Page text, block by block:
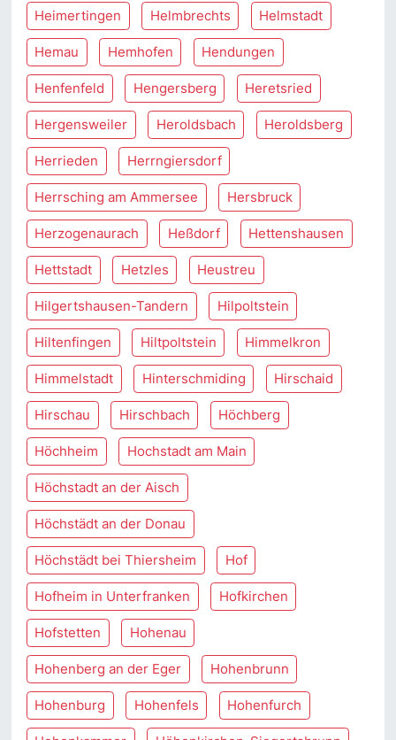
Heimertingen Helmbrechts Helmstadt
Hemau Hemhofen Hendungen
Henfenfeld Hengersberg Heretsried
Hergensweiler Heroldsbach Heroldsberg
Herrieden Herrngiersdorf
Herrsching am Ammersee Hersbruck
Herzogenaurach Heßdorf Hettenshausen
Hettstadt Hetzles Heustreu
Hilgertshausen-Tandern Hilpoltstein
Hiltenfingen Hiltpoltstein Himmelkron
Himmelstadt Hinterschmiding Hirschaid
Hirschau Hirschbach Höchberg
Höchheim Hochstadt am Main
Höchstadt an der Aisch
Höchstädt an der Donau
Höchstädt bei Thiersheim Hof
Hofheim in Unterfranken Hofkirchen
Hofstetten Hohenau
Hohenberg an der Eger Hohenbrunn
Hohenburg Hohenfels Hohenfurch